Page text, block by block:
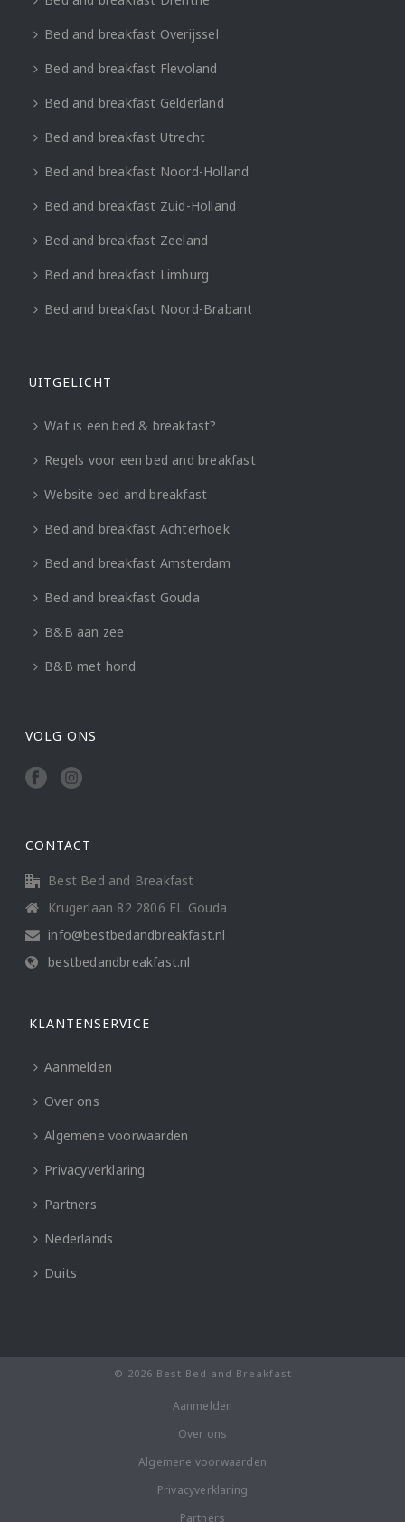
Bed and breakfast Overijssel
Bed and breakfast Flevoland
Bed and breakfast Gelderland
Bed and breakfast Utrecht
Bed and breakfast Noord-Holland
Bed and breakfast Zuid-Holland
Bed and breakfast Zeeland
Bed and breakfast Limburg
Bed and breakfast Noord-Brabant
UITGELICHT
Wat is een bed & breakfast?
Regels voor een bed and breakfast
Website bed and breakfast
Bed and breakfast Achterhoek
Bed and breakfast Amsterdam
Bed and breakfast Gouda
B&B aan zee
B&B met hond
VOLG ONS
CONTACT
Best Bed and Breakfast
Krugerlaan 82 2806 EL Gouda
info@bestbedandbreakfast.nl
bestbedandbreakfast.nl
KLANTENSERVICE
Aanmelden
Over ons
Algemene voorwaarden
Privacyverklaring
Partners
Nederlands
Duits
© 2026 Best Bed and Breakfast
Aanmelden
Over ons
Algemene voorwaarden
Privacyverklaring
Partners